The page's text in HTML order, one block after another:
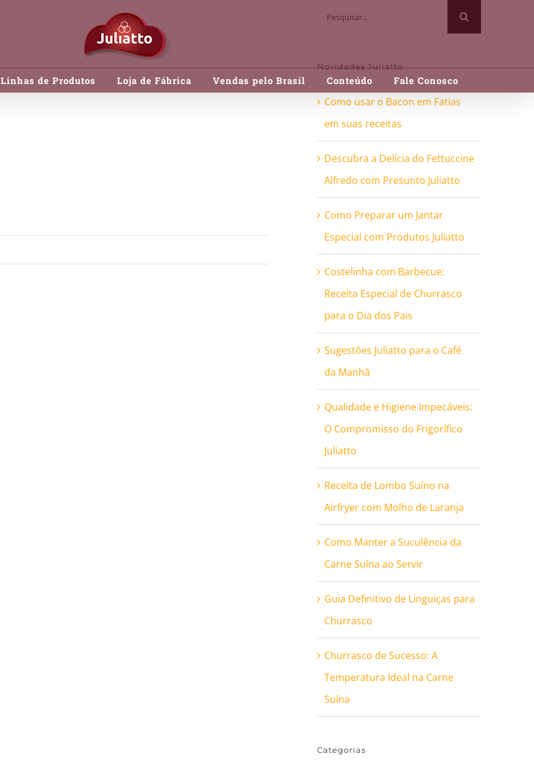
Linhas de Produtos Loja de Fábrica Vendas pelo Brasil Conteúdo Fale Conosco
Novidades Juliatto
Como usar o Bacon em Fatias
em suas receitas
Descubra a Delícia do Fettuccine
Alfredo com Presunto Juliatto
Como Preparar um Jantar
Especial com Produtos Juliatto
Costelinha com Barbecue:
Receita Especial de Churrasco
para o Dia dos Pais
Sugestões Juliatto para o Café
da Manhã
Qualidade e Higiene Impecáveis:
O Compromisso do Frigorífico
Juliatto
Receita de Lombo Suíno na
Airfryer com Molho de Laranja
Como Manter a Suculência da
Carne Suína ao Servir
Guia Definitivo de Linguiças para
Churrasco
Churrasco de Sucesso: A
Temperatura Ideal na Carne
Suína
Categorias